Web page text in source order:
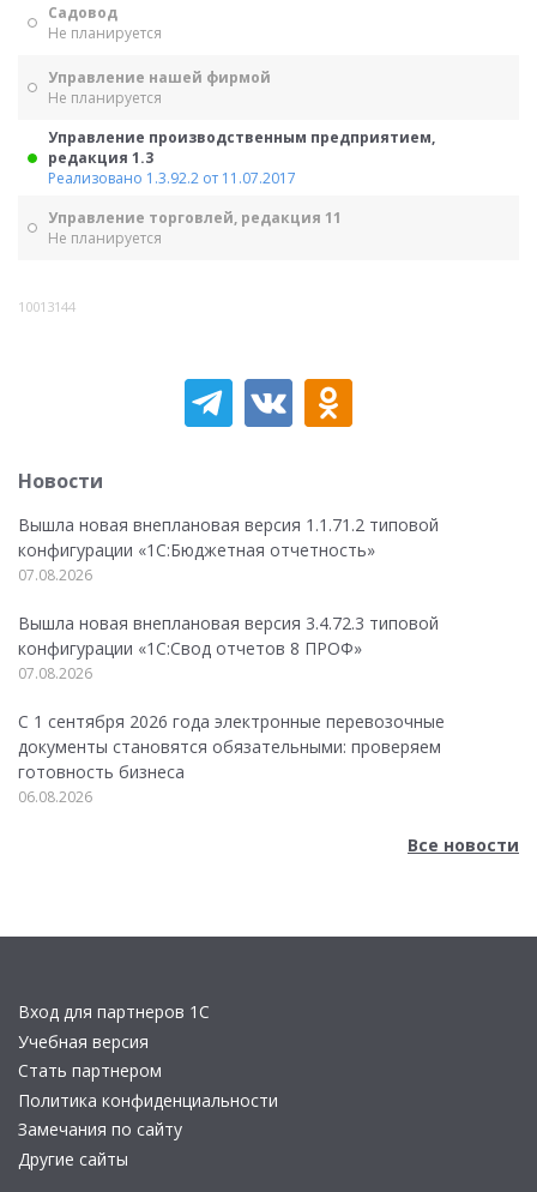
Садовод
Не планируется
Управление нашей фирмой
Не планируется
Управление производственным предприятием,
редакция 1.3
Реализовано 1.3.92.2 от 11.07.2017
Управление торговлей, редакция 11
Не планируется
10013144
Новости
Вышла новая внеплановая версия 1.1.71.2 типовой
конфигурации «1C:Бюджетная отчетность»
07.08.2026
Вышла новая внеплановая версия 3.4.72.3 типовой
конфигурации «1C:Свод отчетов 8 ПРОФ»
07.08.2026
С 1 сентября 2026 года электронные перевозочные
документы становятся обязательными: проверяем
готовность бизнеса
06.08.2026
Все новости
Вход для партнеров 1С
Учебная версия
Стать партнером
Политика конфиденциальности
Замечания по сайту
Другие сайты